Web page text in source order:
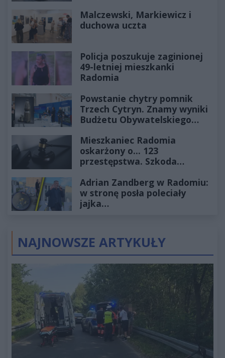
Malczewski, Markiewicz i
duchowa uczta
Policja poszukuje zaginionej
49-letniej mieszkanki
Radomia
Powstanie chytry pomnik
Trzech Cytryn. Znamy wyniki
Budżetu Obywatelskiego
Mieszkaniec Radomia
oskarżony o... 123
przestępstwa. Szkoda
złotych
Adrian Zandberg w Radomiu:
w stronę posła poleciały
jajka…
NAJNOWSZE ARTYKUŁY